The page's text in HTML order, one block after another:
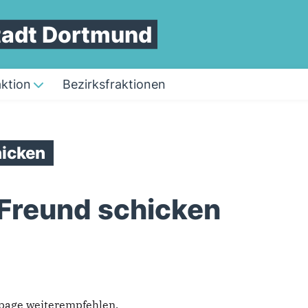
Dortmund
Bezirksfraktionen
schicken
weiterempfehlen.